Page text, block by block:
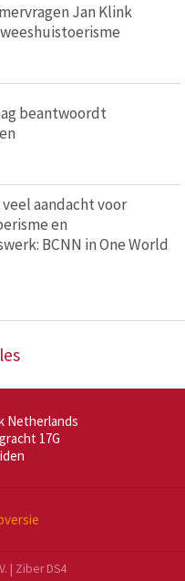
Jan Klink
beantwoordt
aandacht voor
en
BCNN in One World
Netherlands
17G
| Ziber DS4